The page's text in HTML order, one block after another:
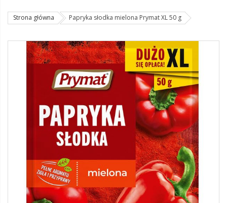
Strona główna Papryka słodka mielona Prymat XL 50 g